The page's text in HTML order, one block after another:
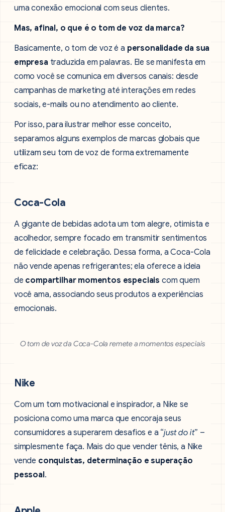
uma conexão emocional com seus clientes.
Mas, afinal, o que é o tom de voz da marca?
Basicamente, o tom de voz é a personalidade da sua
empresa traduzida em palavras. Ele se manifesta em
como você se comunica em diversos canais: desde
campanhas de marketing até interações em redes
sociais, e-mails ou no atendimento ao cliente.
Por isso, para ilustrar melhor esse conceito,
separamos alguns exemplos de marcas globais que
utilizam seu tom de voz de forma extremamente
eficaz:
Coca-Cola
A gigante de bebidas adota um tom alegre, otimista e
acolhedor, sempre focado em transmitir sentimentos
de felicidade e celebração. Dessa forma, a Coca-Cola
não vende apenas refrigerantes; ela oferece a ideia
de compartilhar momentos especiais com quem
você ama, associando seus produtos a experiências
emocionais.
O tom de voz da Coca-Cola remete a momentos especiais
Nike
Com um tom motivacional e inspirador, a Nike se
posiciona como uma marca que encoraja seus
consumidores a superarem desafios e a “just do it” –
simplesmente faça. Mais do que vender tênis, a Nike
vende conquistas, determinação e superação
pessoal.